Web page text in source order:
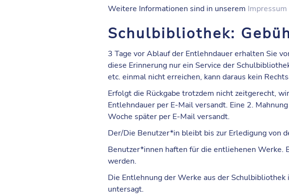
Weitere Informationen sind in unserem Impressum
Schulbibliothek:
3 Tage vor Ablauf der Entlehndauer erhalten Sie
diese Erinnerung nur ein Service der
etc. einmal nicht erreichen, kann daraus kein
Erfolgt die Rückgabe trotzdem nicht zeitgerecht,
Entlehndauer per E-Mail versandt. Eine 2. Mahnung
Woche später per E-Mail versandt.
Der/Die Benutzer*in bleibt bis zur Erledigung von
Benutzer*innen haften für die entliehenen Werke.
werden.
Die Entlehnung der Werke aus der Schulbibliothek
untersagt.